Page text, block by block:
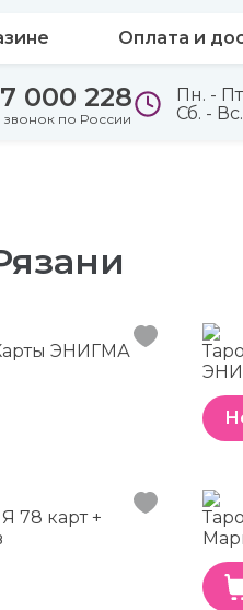
Оплата и
000 228
звонок по России
Пн. -
Сб. -
ЭНИГМА
карт +